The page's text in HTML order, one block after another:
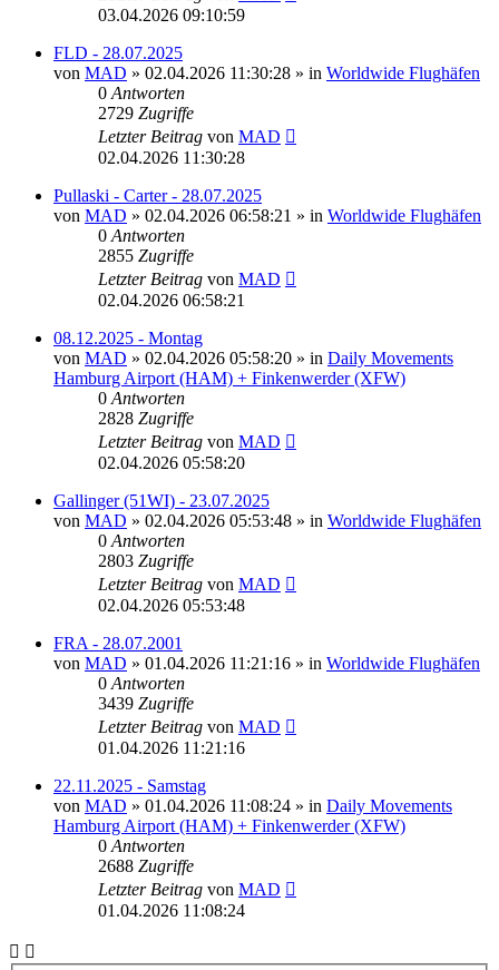
03.04.2026 09:10:59
FLD - 28.07.2025
von MAD » 02.04.2026 11:30:28 » in Worldwide Flughäfen
0 Antworten
2729 Zugriffe
Letzter Beitrag von MAD
02.04.2026 11:30:28
Pullaski - Carter - 28.07.2025
von MAD » 02.04.2026 06:58:21 » in Worldwide Flughäfen
0 Antworten
2855 Zugriffe
Letzter Beitrag von MAD
02.04.2026 06:58:21
08.12.2025 - Montag
von MAD » 02.04.2026 05:58:20 » in Daily Movements
Hamburg Airport (HAM) + Finkenwerder (XFW)
0 Antworten
2828 Zugriffe
Letzter Beitrag von MAD
02.04.2026 05:58:20
Gallinger (51WI) - 23.07.2025
von MAD » 02.04.2026 05:53:48 » in Worldwide Flughäfen
0 Antworten
2803 Zugriffe
Letzter Beitrag von MAD
02.04.2026 05:53:48
FRA - 28.07.2001
von MAD » 01.04.2026 11:21:16 » in Worldwide Flughäfen
0 Antworten
3439 Zugriffe
Letzter Beitrag von MAD
01.04.2026 11:21:16
22.11.2025 - Samstag
von MAD » 01.04.2026 11:08:24 » in Daily Movements
Hamburg Airport (HAM) + Finkenwerder (XFW)
0 Antworten
2688 Zugriffe
Letzter Beitrag von MAD
01.04.2026 11:08:24